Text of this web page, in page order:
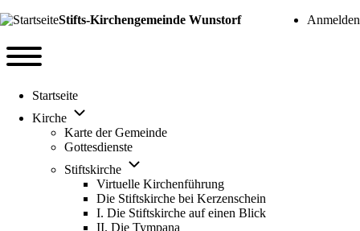
User account
Anmelden
Stifts-Kirchengemeinde Wunstorf
Navigation
Startseite
Kirche
Unternavigation von Kirche
Karte der Gemeinde
Gottesdienste
Stiftskirche
Unternavigation von Stiftskirche
Virtuelle Kirchenführung
Die Stiftskirche bei Kerzenschein
I. Die Stiftskirche auf einen Blick
II. Die Tympana